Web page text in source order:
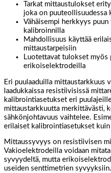
Tarkat mittaustulokset
joka on puuteollisuudessa
Vähäisempi herkkyys
kalibroinnilla
Mahdollisuus käyttää
mittaustarpeisiin
Luotettavat tulokset myös
erikoiselektrodeilla
Eri puulaaduilla mittaustarkkuus
laadukkaissa resistiivisissä
kalibrointiasetukset eri
mittaustarkkuutta merkittävästi,
sähkönjohtavuus vaihtelee.
erilaiset kalibrointiasetukset
Mittaussyvyys on resistiivisen
Vakioelektrodeilla voidaan
syvyydeltä, mutta
useiden senttimetrien